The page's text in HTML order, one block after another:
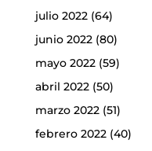
julio 2022(64)
junio 2022(80)
mayo 2022(59)
abril 2022(50)
marzo 2022(51)
febrero 2022(40)